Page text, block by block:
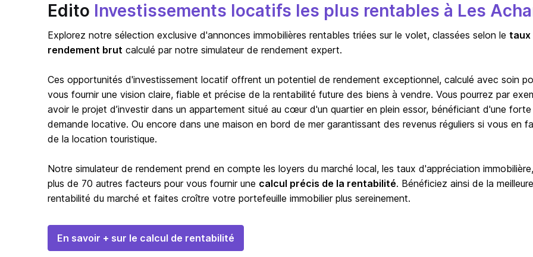
Edito Investissements locatifs les plus rentables à Les
Explorez notre sélection exclusive d'annonces immobilières rentables triées sur le volet, classées selon le taux
rendement brut calculé par notre simulateur de rendement expert.
Ces opportunités d'investissement locatif offrent un potentiel de rendement exceptionnel, calculé avec soin
vous fournir une vision claire, fiable et précise de la rentabilité future des biens à vendre. Vous pourrez par
avoir le projet d’investir dans un appartement situé au cœur d'un quartier en plein essor, bénéficiant d'une forte
demande locative. Ou encore dans une maison en bord de mer garantissant des revenus réguliers si vous en
de la location touristique.
Notre simulateur de rendement prend en compte les loyers du marché local, les taux d'appréciation
plus de 70 autres facteurs pour vous fournir une calcul précis de la rentabilité. Bénéficiez ainsi de la meilleure
rentabilité du marché et faites croître votre portefeuille immobilier plus sereinement.
En savoir + sur le calcul de rentabilité